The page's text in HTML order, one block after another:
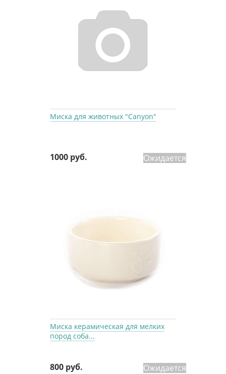
Миска для животных "Canyon"
1000 руб. Ожидается
Миска керамическая для мелких
пород соба...
800 руб. Ожидается